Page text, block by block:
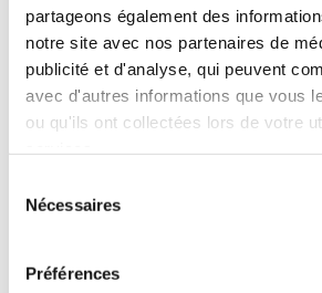
partageons également des
notre site avec nos partenaires de
publicité et d'analyse, qui peuvent
avec d'autres informations que vous
ou qu'ils ont collectées lors de votre
Nécessaires
Préférences